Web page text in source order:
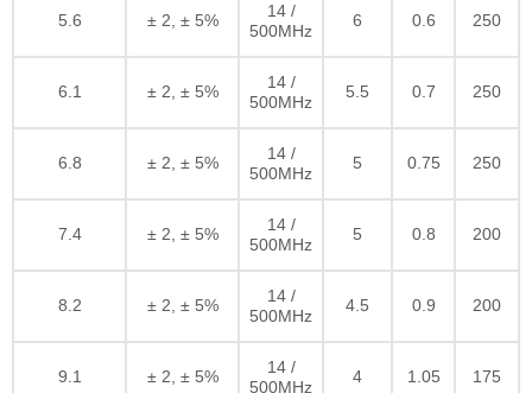
5.6 ± 2, ± 5%
14 /
500MHz
6 0.6 250
6.1 ± 2, ± 5%
14 /
500MHz
5.5 0.7 250
6.8 ± 2, ± 5%
14 /
500MHz
5 0.75 250
7.4 ± 2, ± 5%
14 /
500MHz
5 0.8 200
8.2 ± 2, ± 5%
14 /
500MHz
4.5 0.9 200
9.1 ± 2, ± 5%
14 /
500MHz
4 1.05 175